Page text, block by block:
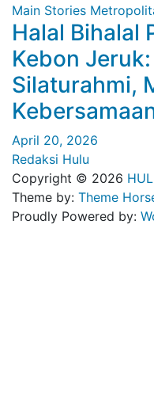
Main Stories
Halal Bihalal
Kebon
Silaturahmi,
April 20, 2026
Redaksi Hulu
Copyright © 2026
Theme by: Theme
Proudly Powered by: